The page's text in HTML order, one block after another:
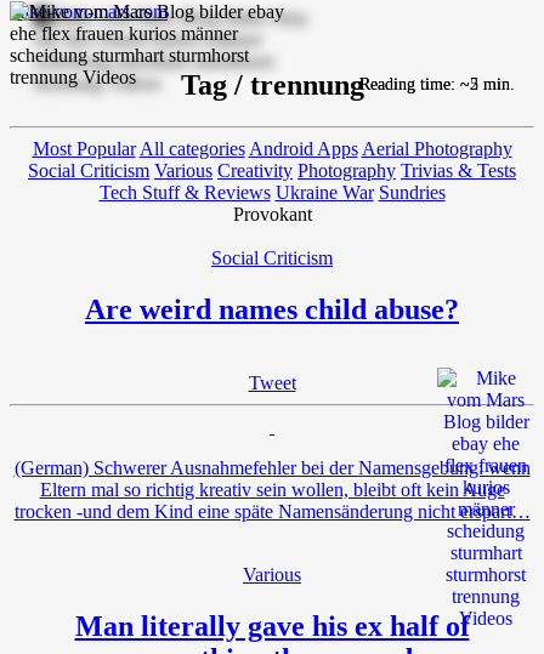
mike-vom-mars.com
Tag / trennung
Most Popular All categories Android Apps Aerial Photography
Social Criticism Various Creativity Photography Trivias & Tests
Tech Stuff & Reviews Ukraine War Sundries
Provokant
Social Criticism
Are weird names child abuse?
Tweet
Reading time: ~5 min.
(German) Schwerer Ausnahmefehler bei der Namensgebung: wenn
Eltern mal so richtig kreativ sein wollen, bleibt oft kein Auge
trocken -und dem Kind eine späte Namensänderung nicht erspart…
Various
Man literally gave his ex half of
Reading time: ~2 min.